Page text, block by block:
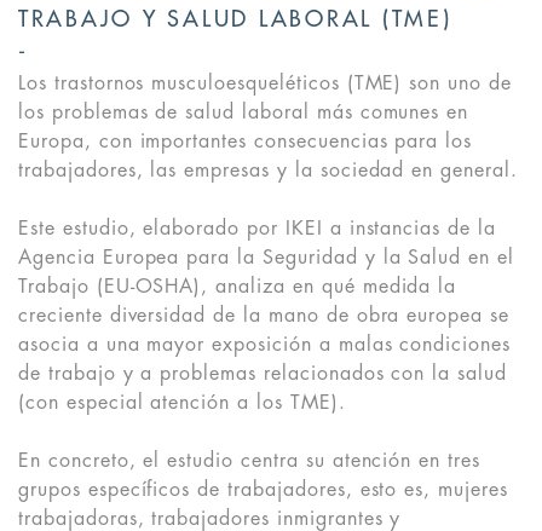
TRABAJO Y SALUD LABORAL (TME)
Los trastornos musculoesqueléticos (TME) son uno de
los problemas de salud laboral más comunes en
Europa, con importantes consecuencias para los
trabajadores, las empresas y la sociedad en general.
Este estudio, elaborado por IKEI a instancias de la
Agencia Europea para la Seguridad y la Salud en el
Trabajo (EU-OSHA), analiza en qué medida la
creciente diversidad de la mano de obra europea se
asocia a una mayor exposición a malas condiciones
de trabajo y a problemas relacionados con la salud
(con especial atención a los TME).
En concreto, el estudio centra su atención en tres
grupos específicos de trabajadores, esto es, mujeres
trabajadoras, trabajadores inmigrantes y